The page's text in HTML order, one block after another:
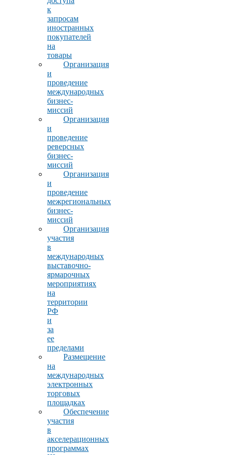
к
запросам
иностранных
покупателей
на
товары
Организация
и
проведение
международных
бизнес-
миссий
Организация
и
проведение
реверсных
бизнес-
миссий
Организация
и
проведение
межрегиональных
бизнес-
миссий
Организация
участия
в
международных
выставочно-
ярмарочных
мероприятиях
на
территории
РФ
и
за
ее
пределами
Размещение
на
международных
электронных
торговых
площадках
Обеспечение
участия
в
акселерационных
программах